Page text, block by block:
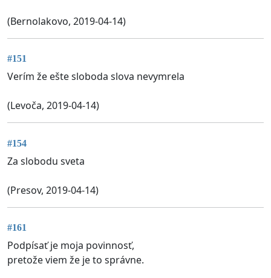
(Bernolakovo, 2019-04-14)
#151
Verím že ešte sloboda slova nevymrela
(Levoča, 2019-04-14)
#154
Za slobodu sveta
(Presov, 2019-04-14)
#161
Podpísať je moja povinnosť,
pretože viem že je to správne.